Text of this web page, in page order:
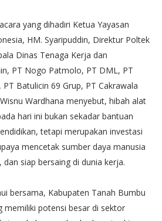
yang dihadiri Ketua Yayasan
HM. Syaripuddin, Direktur Poltek
Dinas Tenaga Kerja dan
PT Nogo Patmolo, PT DML, PT
PT Batulicin 69 Grup, PT Cakrawala
Wardhana menyebut, hibah alat
hari ini bukan sekadar bantuan
tetapi merupakan investasi
mencetak sumber daya manusia
siap bersaing di dunia kerja.
bersama, Kabupaten Tanah Bumbu
memiliki potensi besar di sektor